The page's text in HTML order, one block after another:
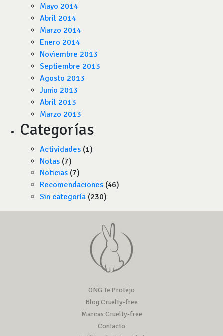
Mayo 2014
Abril 2014
Marzo 2014
Enero 2014
Noviembre 2013
Septiembre 2013
Agosto 2013
Junio 2013
Abril 2013
Marzo 2013
Categorías
Actividades (1)
Notas (7)
Noticias (7)
Recomendaciones (46)
Sin categoría (230)
ONG Te Protejo
Blog Cruelty-free
Marcas Cruelty-free
Contacto